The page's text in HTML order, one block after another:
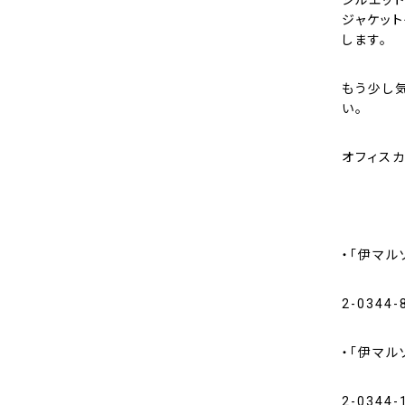
ジャケッ
します。
もう少し
い。
オフィス
・「伊マ
2-0344-
・「伊マ
2-0344-